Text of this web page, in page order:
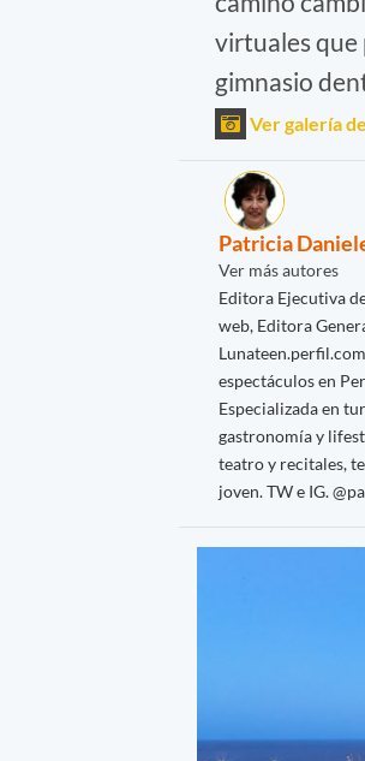
virtuales que
gimnasio
Ver galería
Patricia
Ver más autores
Editora Ejecutiva
web, Editora
espectáculos en
Especializada en
gastronomía y
teatro y recitales,
joven. TW e IG.